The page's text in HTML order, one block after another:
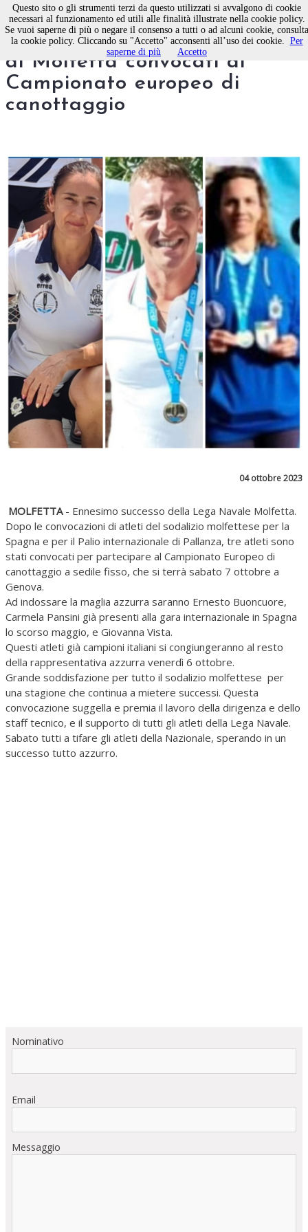
Tre atleti della Lega Navale
di Molfetta convocati al
Campionato europeo di
canottaggio
04 ottobre 2023
MOLFETTA- Ennesimo successo della Lega Navale Molfetta.
Dopo le convocazioni di atleti del sodalizio molfettese per la
Spagna e per il Palio internazionale di Pallanza, tre atleti sono
stati convocati per partecipare al Campionato Europeo di
canottaggio a sedile fisso, che si terrà sabato 7 ottobre a
Genova.
Ad indossare la maglia azzurra saranno Ernesto Buoncuore,
Carmela Pansini già presenti alla gara internazionale in Spagna
lo scorso maggio, e Giovanna Vista.
Questi atleti già campioni italiani si congiungeranno al resto
della rappresentativa azzurra venerdì 6 ottobre.
Grande soddisfazione per tutto il sodalizio molfettese per
una stagione che continua a mietere successi. Questa
convocazione suggella e premia il lavoro della dirigenza e dello
staff tecnico, e il supporto di tutti gli atleti della Lega Navale.
Sabato tutti a tifare gli atleti della Nazionale, sperando in un
successo tutto azzurro.
Nominativo
Email
Messaggio
Questo sito o gli strumenti terzi da questo utilizzati si avvalgono di cookie
necessari al funzionamento ed utili alle finalità illustrate nella cookie policy.
Se vuoi saperne di più o negare il consenso a tutti o ad alcuni cookie, consulta
la cookie policy. Cliccando su "Accetto" acconsenti all’uso dei cookie. Per
saperne di più
Accetto